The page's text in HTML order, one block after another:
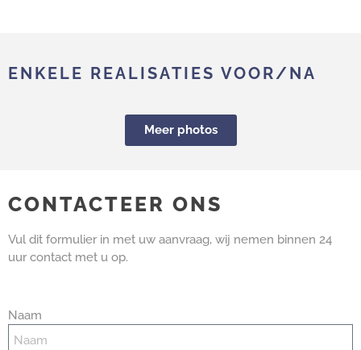
ENKELE REALISATIES VOOR/NA
Meer photos
CONTACTEER ONS
Vul dit formulier in met uw aanvraag, wij nemen binnen 24
uur contact met u op.
Naam